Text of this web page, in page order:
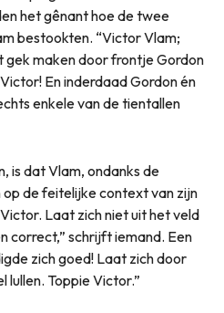
het gênant hoe de twee
bestookten. “Victor Vlam;
gek maken door frontje Gordon
En inderdaad Gordon én
enkele van de tientallen
is dat Vlam, ondanks de
de feitelijke context van zijn
Laat zich niet uit het veld
correct,” schrijft iemand. Een
zich goed! Laat zich door
Toppie Victor.”